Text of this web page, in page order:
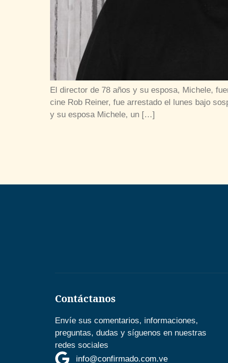
El director de 78 años y su esposa, Michele,
cine Rob Reiner, fue arrestado el lunes bajo
y su esposa Michele, un […]
Contáctanos
Envíe sus comentarios, informaciones,
preguntas, dudas y síguenos en nuestras
redes sociales
info@confirmado.com.ve